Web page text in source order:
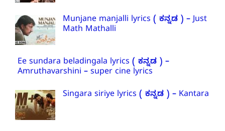
Munjane manjalli lyrics ( ಕನ್ನಡ ) – Just
Math Mathalli
Ee sundara beladingala lyrics ( ಕನ್ನಡ ) –
Amruthavarshini – super cine lyrics
Singara siriye lyrics ( ಕನ್ನಡ ) – Kantara